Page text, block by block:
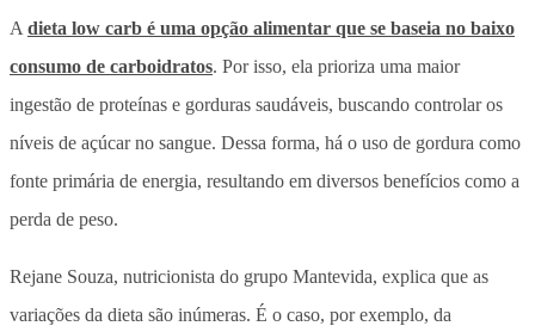
A dieta low carb é uma opção alimentar que se baseia no baixo
consumo de carboidratos. Por isso, ela prioriza uma maior
ingestão de proteínas e gorduras saudáveis, buscando controlar os
níveis de açúcar no sangue. Dessa forma, há o uso de gordura como
fonte primária de energia, resultando em diversos benefícios como a
perda de peso.
Rejane Souza, nutricionista do grupo Mantevida, explica que as
variações da dieta são inúmeras. É o caso, por exemplo, da